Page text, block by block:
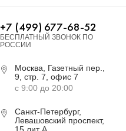
+7 (499) 677-68-52
БЕСПЛАТНЫЙ ЗВОНОК ПО
РОССИИ
Москва, Газетный пер.,
9, стр. 7, офис 7
с 9:00 до 20:00
Санкт-Петербург,
Левашовский проспект,
15 лит А